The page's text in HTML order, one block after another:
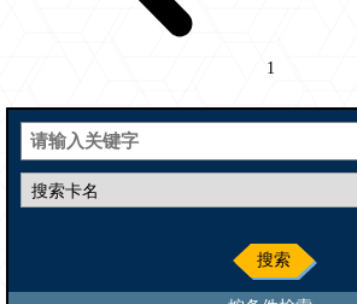
1
搜索